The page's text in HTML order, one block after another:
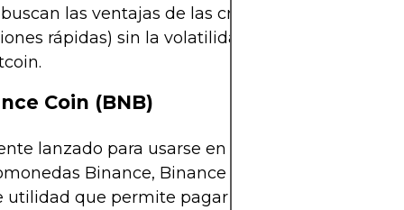
las ventajas de las criptomonedas (como
rápidas) sin la volatilidad de precios de
Coin (BNB)
lanzado para usarse en la plataforma de
Binance, Binance Coin se ha
utilidad que permite pagar comisiones,